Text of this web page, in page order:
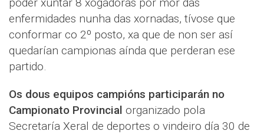
enfermidades nunha das xornadas, tívose que
conformar co 2º posto, xa que de non ser así
quedarían campionas aínda que perderan ese
partido.
Os dous equipos campións participarán no
Campionato Provincial organizado pola
Secretaría Xeral de deportes o vindeiro día 30 de